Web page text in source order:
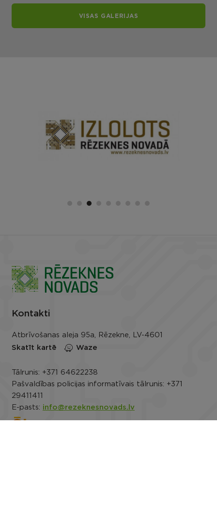
VISAS GALERIJAS
Kontakti
Atbrīvošanas aleja 95a, Rēzekne, LV-4601
Skatīt kartē
Waze
Tālrunis: +371 64622238
Pašvaldības policijas informatīvais tālrunis: +371
29411411
E-pasts: info@rezeknesnovads.lv